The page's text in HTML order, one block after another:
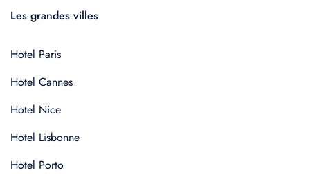
Les grandes villes
Hotel Paris
Hotel Cannes
Hotel Nice
Hotel Lisbonne
Hotel Porto